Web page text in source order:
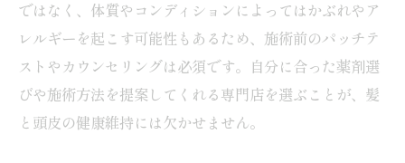
説
専門店で叶う白髪染めと髪の健康維持の両
立
世田谷区で選ばれる白髪染め専門店の特徴
普通のカラーと専門店オーガニック施術の違い
ではなく、体質やコンディションによってはかぶれやア
レルギーを起こす可能性もあるため、施術前のパッチテ
ストやカウンセリングは必須です。自分に合った薬剤選
びや施術方法を提案してくれる専門店を選ぶことが、髪
と頭皮の健康維持には欠かせません。